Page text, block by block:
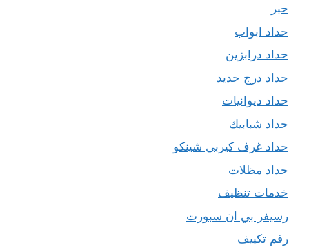
حبر
حداد ابواب
حداد درابزين
حداد درج حديد
حداد ديوانيات
حداد شبابيك
حداد غرف كيربي شينكو
حداد مظلات
خدمات تنظيف
رسيفر بي ان سبورت
رقم تكييف